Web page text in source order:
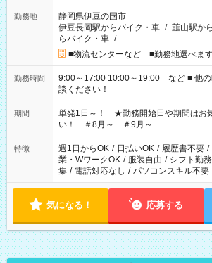
勤務地
静岡県伊豆の国市
伊豆長岡駅からバイク・車 / 韮山駅か
らバイク・車 / …
■物流センターなど ■勤務地選べま
勤務時間
9:00～17:00 10:00～19:00 など ■ 他の時間帯もお気軽にご相
談ください！
期間
単発1日～！ ★勤務開始日や期間はお
い！ ＃8月～ ＃9月～
特徴 週1日からOK / 日払いOK / 履歴書不要 /
業・WワークOK / 服装自由 / シフト勤務
集 / 電話対応なし / パソコンスキル不要
気になる！ 応募する